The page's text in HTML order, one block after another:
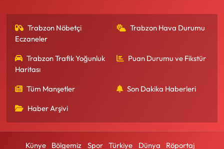
Trabzon Nöbetçi
Eczaneler
Trabzon Hava Durumu
Trabzon Trafik Yoğunluk
Haritası
Puan Durumu ve Fikstür
Tüm Manşetler Son Dakika Haberleri
Haber Arşivi
Künye Bölgemiz Spor Türkiye Dünya Röportaj